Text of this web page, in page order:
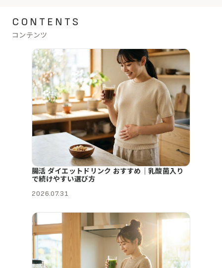
CONTENTS
コンテンツ
腸活 ダイエットドリンク おすすめ｜乳酸菌入り
で続けやすい選び方
2026.07.31